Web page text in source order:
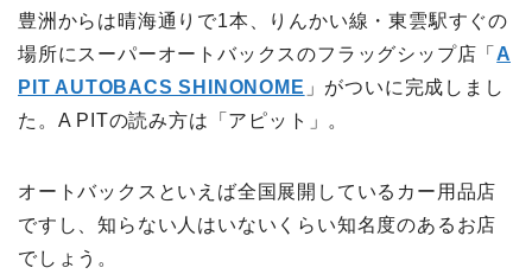
豊洲からは晴海通りで1本、りんかい線・東雲駅すぐの
場所にスーパーオートバックスのフラッグシップ店「 A
PIT AUTOBACS SHINONOME 」がついに完成しまし
た。A PITの読み方は「アピット」。
オートバックスといえば全国展開しているカー用品店
ですし、知らない人はいないくらい知名度のあるお店
でしょう。